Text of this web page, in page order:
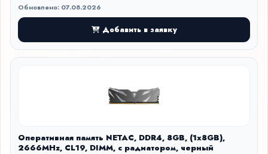
Обновлено: 07.08.2026
Добавить в заявку
Оперативная память NETAC, DDR4, 8GB, (1x8GB),
2666MHz, CL19, DIMM, с радиатором, черный